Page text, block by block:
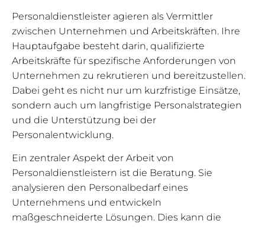
Personaldienstleister agieren als Vermittler
zwischen Unternehmen und Arbeitskräften. Ihre
Hauptaufgabe besteht darin, qualifizierte
Arbeitskräfte für spezifische Anforderungen von
Unternehmen zu rekrutieren und bereitzustellen.
Dabei geht es nicht nur um kurzfristige Einsätze,
sondern auch um langfristige Personalstrategien
und die Unterstützung bei der
Personalentwicklung.
Ein zentraler Aspekt der Arbeit von
Personaldienstleistern ist die Beratung. Sie
analysieren den Personalbedarf eines
Unternehmens und entwickeln
maßgeschneiderte Lösungen. Dies kann die